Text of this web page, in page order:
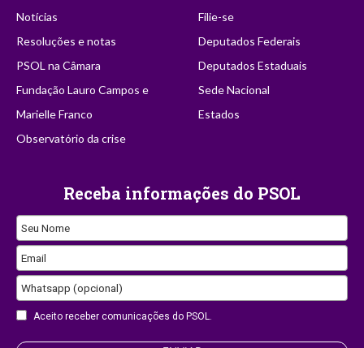
Notícias
Resoluções e notas
PSOL na Câmara
Fundação Lauro Campos e
Marielle Franco
Observatório da crise
Filie-se
Deputados Federais
Deputados Estaduais
Sede Nacional
Estados
Receba informações do PSOL
Seu Nome
Email
Email
Whatsapp (opcional)
Aceito receber comunicações do PSOL.